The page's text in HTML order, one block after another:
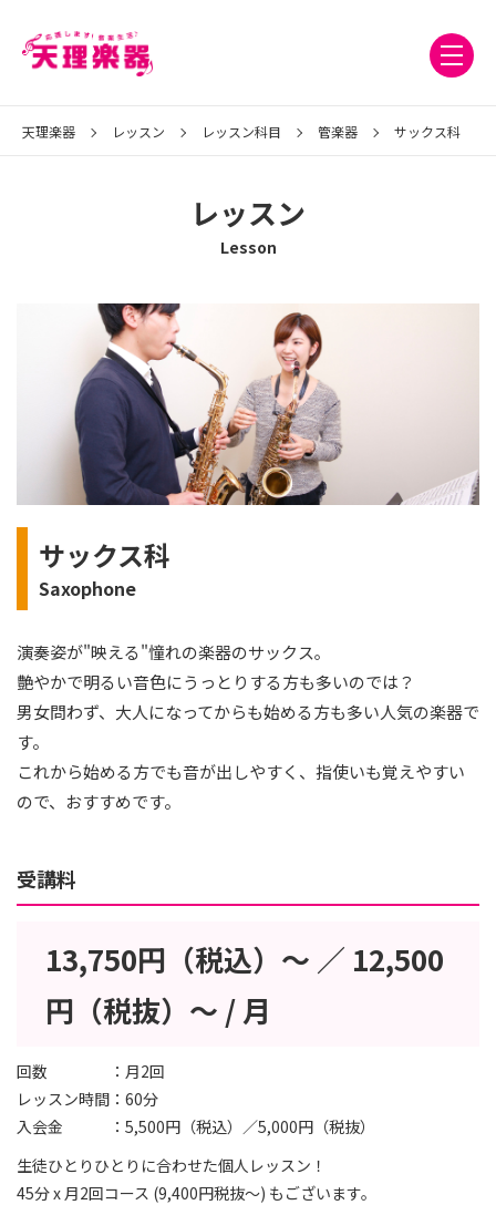
天理楽器 レッスン レッスン科目 管楽器 サックス科
レッスン
Lesson
サックス科
Saxophone
演奏姿が"映える"憧れの楽器のサックス｡
艶やかで明るい音色にうっとりする方も多いのでは？
男女問わず、大人になってからも始める方も多い人気の楽器で
す。
これから始める方でも音が出しやすく、指使いも覚えやすい
ので、おすすめです。
受講料
13,750円（税込）～ ／ 12,500
円（税抜）～ / 月
回数
月2回
レッスン時間
60分
入会金
5,500円（税込）／5,000円（税抜）
生徒ひとりひとりに合わせた個人レッスン！
45分 x 月2回コース (9,400円税抜～) もございます。